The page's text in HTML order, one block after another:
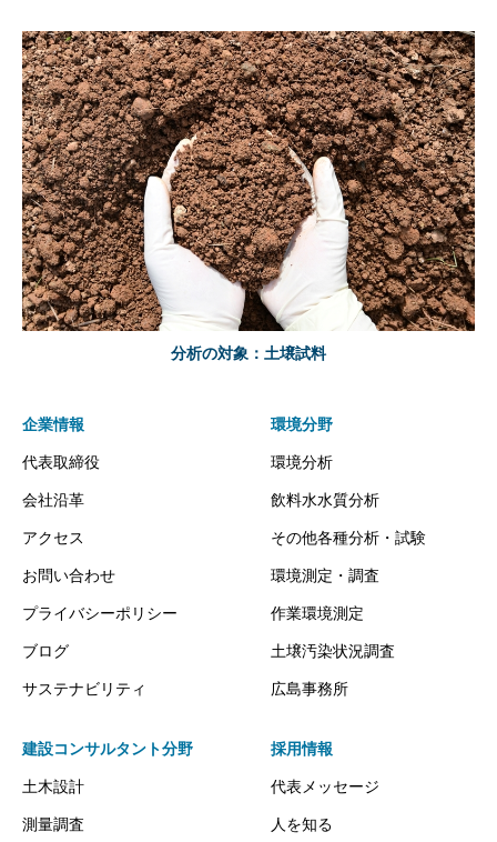
分析の対象：土壌試料
企業情報
代表取締役
会社沿革
アクセス
お問い合わせ
プライバシーポリシー
ブログ
サステナビリティ
環境分野
環境分析
飲料水水質分析
その他各種分析・試験
環境測定・調査
作業環境測定
土壌汚染状況調査
広島事務所
建設コンサルタント分野
土木設計
測量調査
採用情報
代表メッセージ
人を知る